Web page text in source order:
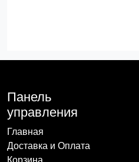
Панель
управления
Главная
Доставка и Оплата